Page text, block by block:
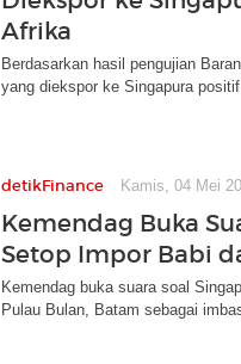
Afrika
Berdasarkan hasil pengujian
yang diekspor ke Singapura
detikFinance Kamis, 04 Mei
Kemendag Buka
Setop Impor Babi
Kemendag buka suara soal
Pulau Bulan, Batam sebagai